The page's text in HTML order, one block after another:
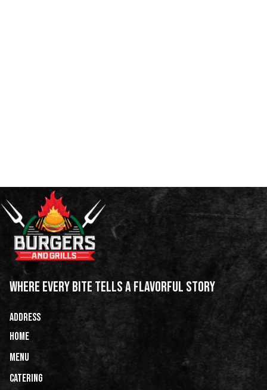
WHERE EVERY BITE TELLS A FLAVORFUL STORY
ADDRESS
HOME
Menu
Catering